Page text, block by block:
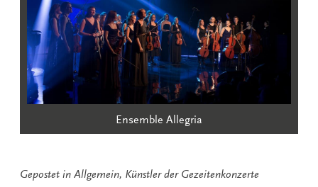
Ensemble Allegria
Gepostet in Allgemein, Künstler der Gezeitenkonzerte